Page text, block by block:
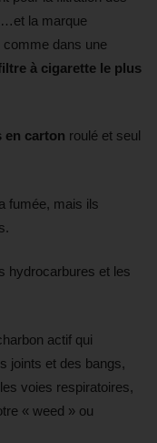
la marque
comme dans une
à cigarette le plus
en carton roulé et seul
fumée, mais ils
hydrocarbures et les
actif qui
joints et des bangs,
voies respiratoires,
« weed » ou